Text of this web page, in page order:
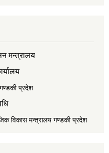
मन्त्रालय
गण्डकी प्रदेश
विकास मन्त्रालय गण्डकी प्रदेश